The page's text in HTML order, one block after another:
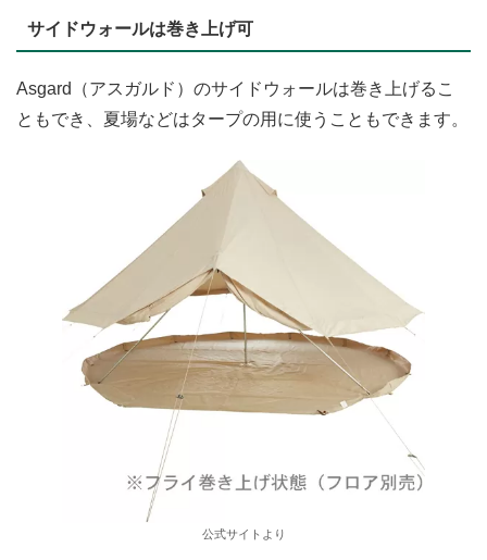
サイドウォールは巻き上げ可
Asgard（アスガルド）のサイドウォールは巻き上げるこ
ともでき、夏場などはタープの用に使うこともできます。
公式サイトより